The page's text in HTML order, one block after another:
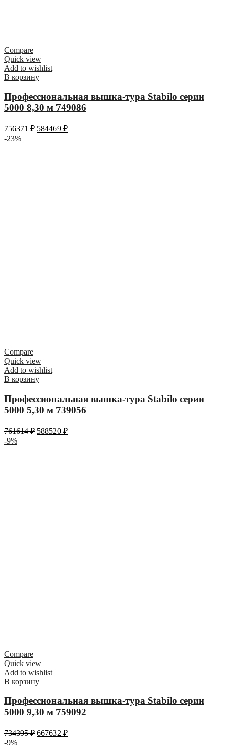
Compare
Quick view
Add to wishlist
В корзину
Профессиональная вышка-тура Stabilo серии
5000 8,30 м 749086
756371₽ 584469 ₽
-23%
Compare
Quick view
Add to wishlist
В корзину
Профессиональная вышка-тура Stabilo серии
5000 5,30 м 739056
761614₽ 588520 ₽
-9%
Compare
Quick view
Add to wishlist
В корзину
Профессиональная вышка-тура Stabilo серии
5000 9,30 м 759092
734395₽ 667632 ₽
-9%